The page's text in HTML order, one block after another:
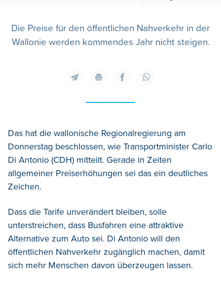
Die Preise für den öffentlichen Nahverkehr in der
Wallonie werden kommendes Jahr nicht steigen.
Das hat die wallonische Regionalregierung am
Donnerstag beschlossen, wie Transportminister Carlo
Di Antonio (CDH) mitteilt. Gerade in Zeiten
allgemeiner Preiserhöhungen sei das ein deutliches
Zeichen.
Dass die Tarife unverändert bleiben, solle
unterstreichen, dass Busfahren eine attraktive
Alternative zum Auto sei. Di Antonio will den
öffentlichen Nahverkehr zugänglich machen, damit
sich mehr Menschen davon überzeugen lassen.